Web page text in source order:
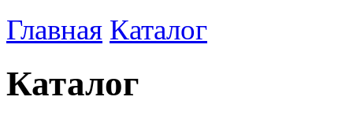
Главная Каталог
Каталог